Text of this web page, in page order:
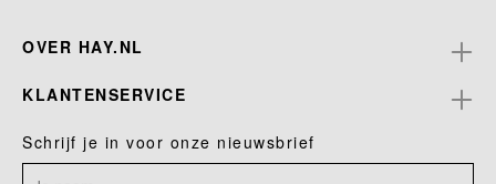
OVER HAY.NL
KLANTENSERVICE
Schrijf je in voor onze nieuwsbrief